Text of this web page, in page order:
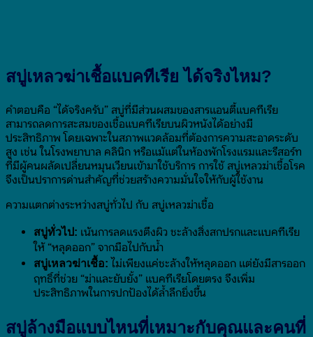
สบู่เหลวฆ่าเชื้อแบคทีเรีย ได้จริงไหม?
คำตอบคือ “ได้จริงครับ” สบู่ที่มีส่วนผสมของสารแอนตี้แบคทีเรีย
สามารถลดการสะสมของเชื้อแบคทีเรียบนผิวหนังได้อย่างมี
ประสิทธิภาพ โดยเฉพาะในสภาพแวดล้อมที่ต้องการความสะอาดระดับ
สูง เช่น ในโรงพยาบาล คลินิก หรือแม้แต่ในห้องพักโรงแรมและรีสอร์ท
ที่มีผู้คนผลัดเปลี่ยนหมุนเวียนเข้ามาใช้บริการ การใช้ สบู่เหลวฆ่าเชื้อโรค
จึงเป็นปราการด่านสำคัญที่ช่วยสร้างความมั่นใจให้กับผู้ใช้งาน
ความแตกต่างระหว่างสบู่ทั่วไป กับ สบู่เหลวฆ่าเชื้อ
สบู่ทั่วไป: เน้นการลดแรงตึงผิว ชะล้างสิ่งสกปรกและแบคทีเรีย
ให้ “หลุดออก” จากมือไปกับน้ำ
สบู่เหลวฆ่าเชื้อ: ไม่เพียงแค่ชะล้างให้หลุดออก แต่ยังมีสารออก
ฤทธิ์ที่ช่วย “ฆ่าและยับยั้ง” แบคทีเรียโดยตรง จึงเพิ่ม
ประสิทธิภาพในการปกป้องได้ล้ำลึกยิ่งขึ้น
สบู่ล้างมือแบบไหนที่เหมาะกับคุณและคนที่